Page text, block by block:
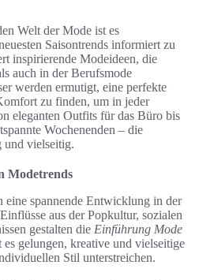
Welt der Mode ist es
Saisontrends informiert zu
inspirierende Modeideen, die
auch in der Berufsmode
werden ermutigt, eine perfekte
zu finden, um in jeder
eleganten Outfits für das Büro bis
Wochenenden – die
vielseitig.
Modetrends
eine spannende Entwicklung in der
aus der Popkultur, sozialen
gestalten die Einführung Mode
es gelungen, kreative und vielseitige
Stil unterstreichen.